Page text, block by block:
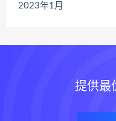
2023年1月
提供最